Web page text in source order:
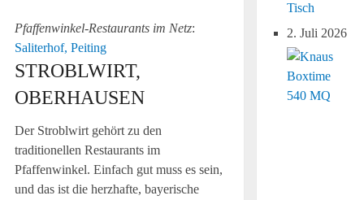
Pfaffenwinkel-Restaurants im Netz:
Saliterhof, Peiting
STROBLWIRT,
OBERHAUSEN
Der Stroblwirt gehört zu den
traditionellen Restaurants im
Pfaffenwinkel. Einfach gut muss es sein,
und das ist die herzhafte, bayerische
Tisch
2. Juli 2026